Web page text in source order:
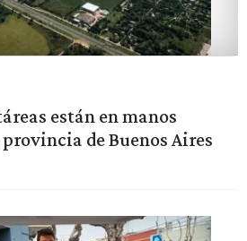
están en manos
de Buenos Aires